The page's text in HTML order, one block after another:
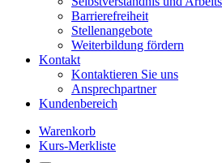
Barrierefreiheit
Stellenangebote
Weiterbildung fördern
Kontakt
Kontaktieren Sie uns
Ansprechpartner
Kundenbereich
Warenkorb
Kurs-Merkliste